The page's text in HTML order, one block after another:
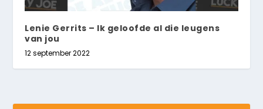
Lenie Gerrits – Ik geloofde al die leugens
van jou
12 september 2022